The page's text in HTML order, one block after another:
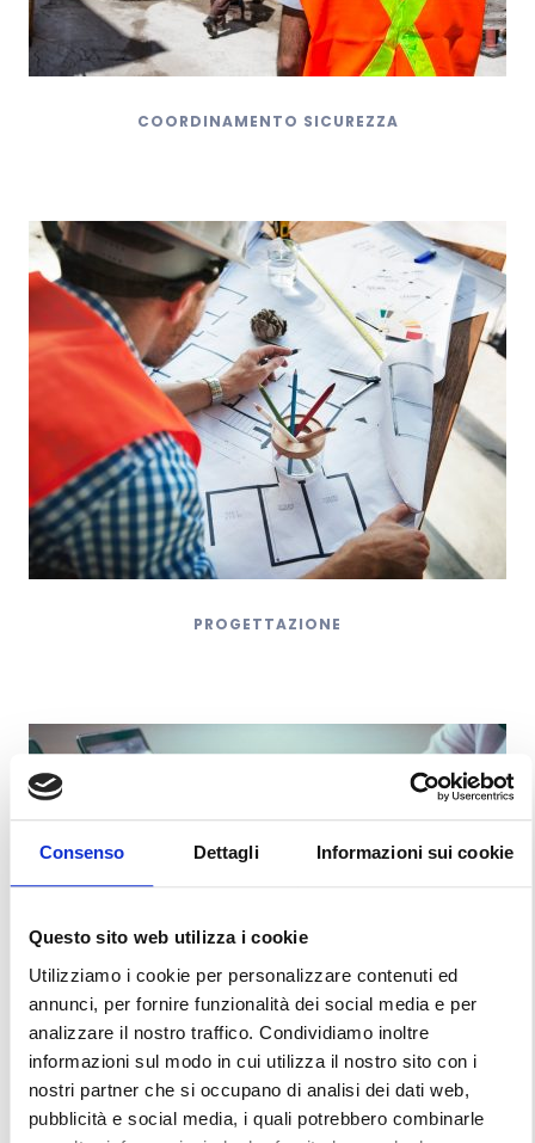
Consenso Dettagli Informazioni sui cookie
Questo sito web utilizza i cookie
Utilizziamo i cookie per personalizzare contenuti ed
annunci, per fornire funzionalità dei social media e per
analizzare il nostro traffico. Condividiamo inoltre
informazioni sul modo in cui utilizza il nostro sito con i
nostri partner che si occupano di analisi dei dati web,
pubblicità e social media, i quali potrebbero combinarle
COORDINAMENTO SICUREZZA
PROGETTAZIONE
PROJECT CONTROL MANAGEMENT